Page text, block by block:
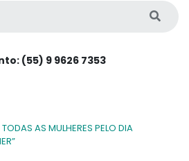
(55) 9 9626 7353
AS MULHERES PELO DIA